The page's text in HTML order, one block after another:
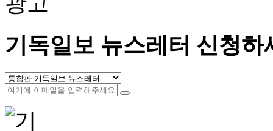
기독일보 뉴스레터 신청하